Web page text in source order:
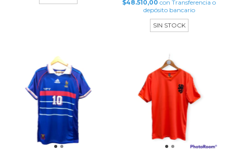
$48.510,00 con Transferencia o
depósito bancario
SIN STOCK